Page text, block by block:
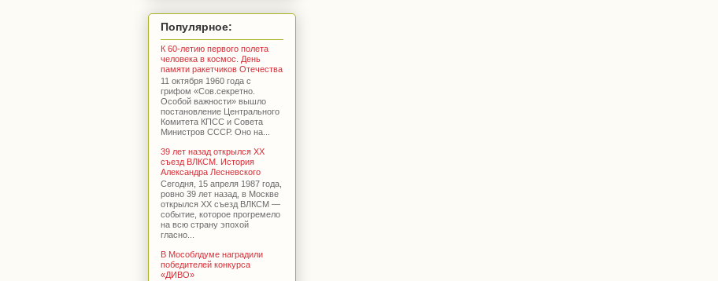
Популярное:
К 60-летию первого полета
человека в космос. День
памяти ракетчиков Отечества
11 октября 1960 года с
грифом «Сов.секретно.
Особой важности» вышло
постановление Центрального
Комитета КПСС и Совета
Министров СССР. Оно на...
39 лет назад открылся XX
съезд ВЛКСМ. История
Александра Лесневского
Сегодня, 15 апреля 1987 года,
ровно 39 лет назад, в Москве
открылся XX съезд ВЛКСМ —
событие, которое прогремело
на всю страну эпохой
гласно...
В Мособлдуме наградили
победителей конкурса
«ДИВО»